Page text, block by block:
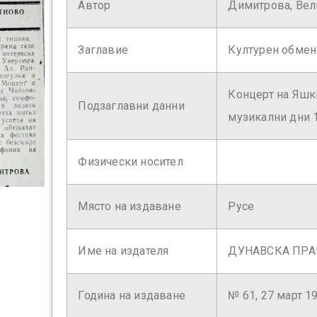
Автор Димитрова,
Заглавие Културен
Подзаглавни данни
Концерт на
музикални дни
Физически носител
Място на издаване Русе
Име на издателя ДУНАВСКА
Година на издаване № 61, 27 март